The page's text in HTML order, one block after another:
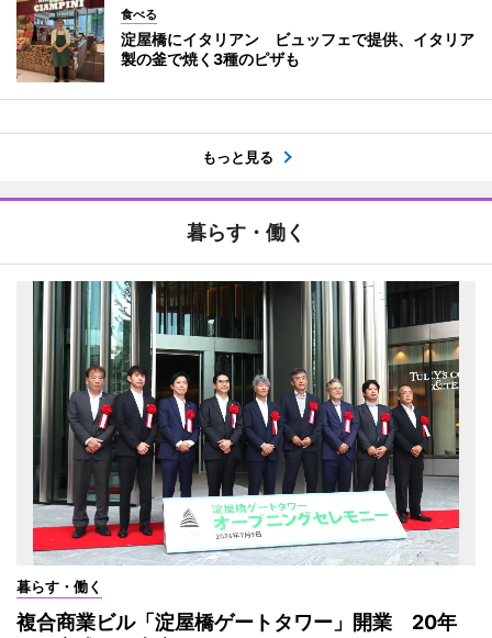
食べる
淀屋橋にイタリアン ビュッフェで提供、イタリア
製の釜で焼く3種のピザも
もっと見る
暮らす・働く
暮らす・働く
複合商業ビル「淀屋橋ゲートタワー」開業 20年